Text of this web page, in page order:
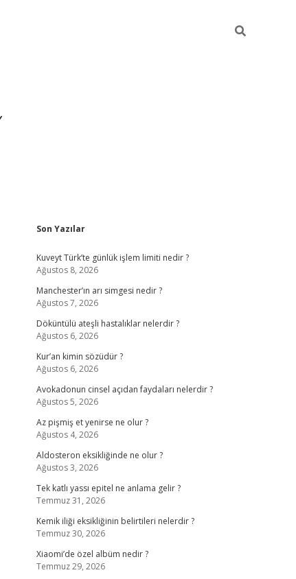
Sidebar
Son Yazılar
Kuveyt Türk’te günlük işlem limiti nedir ?
Ağustos 8, 2026
Manchester’ın arı simgesi nedir ?
Ağustos 7, 2026
Döküntülü ateşli hastalıklar nelerdir ?
Ağustos 6, 2026
Kur’an kimin sözüdür ?
Ağustos 6, 2026
Avokadonun cinsel açıdan faydaları nelerdir ?
Ağustos 5, 2026
Az pişmiş et yenirse ne olur ?
Ağustos 4, 2026
Aldosteron eksikliğinde ne olur ?
Ağustos 3, 2026
Tek katlı yassı epitel ne anlama gelir ?
Temmuz 31, 2026
Kemik iliği eksikliğinin belirtileri nelerdir ?
Temmuz 30, 2026
Xiaomi’de özel albüm nedir ?
Temmuz 29, 2026